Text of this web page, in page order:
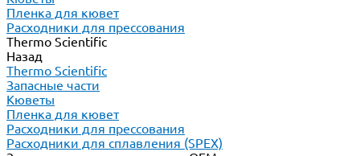
Пленка для кювет
Расходники для прессования
Thermo Scientific
Назад
Thermo Scientific
Запасные части
Кюветы
Пленка для кювет
Расходники для прессования
Расходники для сплавления (SPEX)